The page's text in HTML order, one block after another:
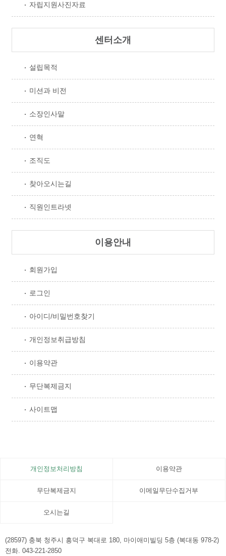
자립지원사진자료
센터소개
설립목적
미션과 비전
소장인사말
연혁
조직도
찾아오시는길
직원인트라넷
이용안내
회원가입
로그인
아이디/비밀번호찾기
개인정보취급방침
이용약관
무단복제금지
사이트맵
개인정보처리방침 이용약관
무단복제금지 이메일무단수집거부
오시는길
(28597) 충북 청주시 흥덕구 복대로 180, 마이애미빌딩 5층 (복대동 978-2)
전화. 043-221-2850